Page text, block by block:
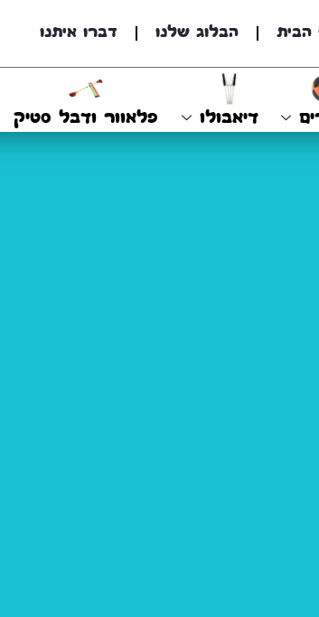
הבית הבלוג שלנו דברו איתנו
דיאבולו פלאוור ודבל סטיק